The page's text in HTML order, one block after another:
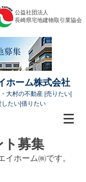
公益社団法人
​長崎県宅地建物取引業協会
ホーム株式会社
大村の不動産 |売りたい|
したい|借りたい
ト募集
イホーム㈱です。